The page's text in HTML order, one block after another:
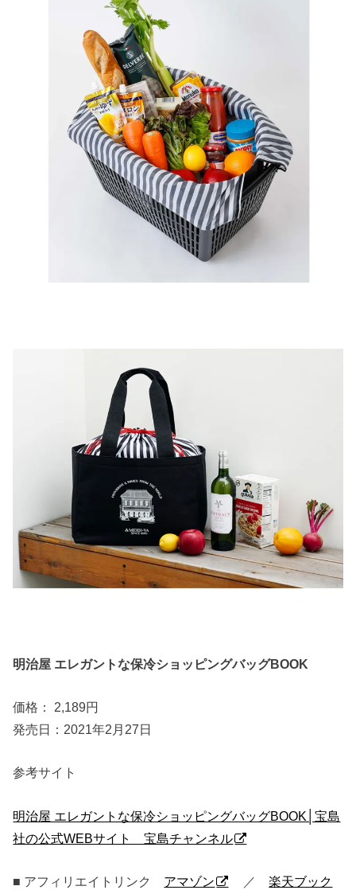
明治屋 エレガントな保冷ショッピングバッグBOOK
価格： 2,189円
発売日：2021年2月27日
参考サイト
明治屋 エレガントな保冷ショッピングバッグBOOK│宝島
社の公式WEBサイト 宝島チャンネル
■ アフィリエイトリンク アマゾン ／楽天ブック